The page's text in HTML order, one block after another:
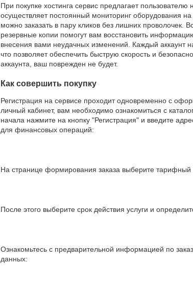
При покупке хостинга сервис предлагает
осуществляет постоянный мониторинг оборудования
можно заказать в пару кликов без лишних проволочек.
резервные копии помогут вам восстановить
внесения вами неудачных изменений. Каждый аккаунт
что позволяет обеспечить быструю скорость и
аккаунта, ваш поврежден не будет.
Как совершить покупку
Регистрация на сервисе проходит одновременно с
личный кабинет, вам необходимо ознакомиться с
начала нажмите на кнопку "Регистрация" и введите
для финансовых операций:
На странице формирования заказа выберите
После этого выберите срок действия услуги и
Ознакомьтесь с предварительной информацией по
данных: